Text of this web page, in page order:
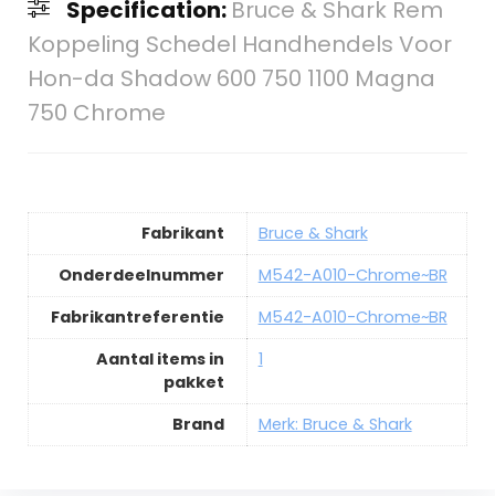
Specification: Bruce & Shark Rem
Koppeling Schedel Handhendels Voor
Hon-da Shadow 600 750 1100 Magna
750 Chrome
Fabrikant
Bruce & Shark
Onderdeelnummer
M542-A010-Chrome~BR
Fabrikantreferentie
M542-A010-Chrome~BR
Aantal items in
pakket
1
Brand Merk: Bruce & Shark